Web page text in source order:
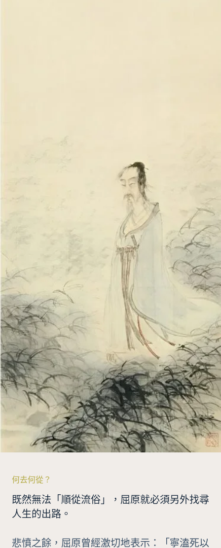
何去何從？
既然無法「順從流俗」，屈原就必須另外找尋
人生的出路。
悲憤之餘，屈原曾經激切地表示：「寧溘死以